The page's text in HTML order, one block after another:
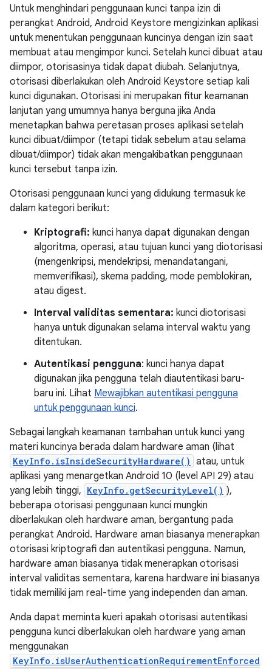
Untuk menghindari penggunaan kunci tanpa izin di
perangkat Android, Android Keystore mengizinkan aplikasi
untuk menentukan penggunaan kuncinya dengan izin saat
membuat atau mengimpor kunci. Setelah kunci dibuat atau
diimpor, otorisasinya tidak dapat diubah. Selanjutnya,
otorisasi diberlakukan oleh Android Keystore setiap kali
kunci digunakan. Otorisasi ini merupakan fitur keamanan
lanjutan yang umumnya hanya berguna jika Anda
menetapkan bahwa peretasan proses aplikasi setelah
kunci dibuat/diimpor (tetapi tidak sebelum atau selama
dibuat/diimpor) tidak akan mengakibatkan penggunaan
kunci tersebut tanpa izin.
Otorisasi penggunaan kunci yang didukung termasuk ke
dalam kategori berikut:
Kriptografi: kunci hanya dapat digunakan dengan
algoritma, operasi, atau tujuan kunci yang diotorisasi
(mengenkripsi, mendekripsi, menandatangani,
memverifikasi), skema padding, mode pemblokiran,
atau digest.
Interval validitas sementara: kunci diotorisasi
hanya untuk digunakan selama interval waktu yang
ditentukan.
Autentikasi pengguna: kunci hanya dapat
digunakan jika pengguna telah diautentikasi baru-
baru ini. Lihat Mewajibkan autentikasi pengguna
untuk penggunaan kunci.
Sebagai langkah keamanan tambahan untuk kunci yang
materi kuncinya berada dalam hardware aman (lihat
KeyInfo.isInsideSecurityHardware() atau, untuk
aplikasi yang menargetkan Android 10 (level API 29) atau
yang lebih tinggi, KeyInfo.getSecurityLevel() ),
beberapa otorisasi penggunaan kunci mungkin
diberlakukan oleh hardware aman, bergantung pada
perangkat Android. Hardware aman biasanya menerapkan
otorisasi kriptografi dan autentikasi pengguna. Namun,
hardware aman biasanya tidak menerapkan otorisasi
interval validitas sementara, karena hardware ini biasanya
tidak memiliki jam real-time yang independen dan aman.
Anda dapat meminta kueri apakah otorisasi autentikasi
pengguna kunci diberlakukan oleh hardware yang aman
menggunakan
KeyInfo.isUserAuthenticationRequirementEnforced